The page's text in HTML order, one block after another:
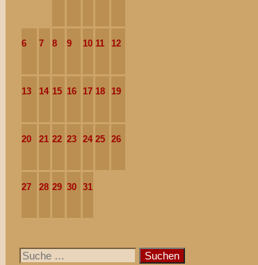
6 7 8 9 10 11 12
13 14 15 16 17 18 19
20 21 22 23 24 25 26
27 28 29 30 31
Suche